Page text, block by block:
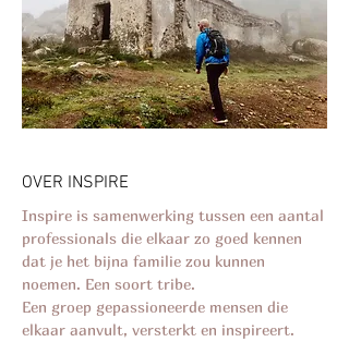
OVER INSPIRE
Inspire is samenwerking tussen een aantal
professionals die elkaar zo goed kennen
dat je het bijna familie zou kunnen
noemen. Een soort tribe.
Een groep gepassioneerde mensen die
elkaar aanvult, versterkt en inspireert.